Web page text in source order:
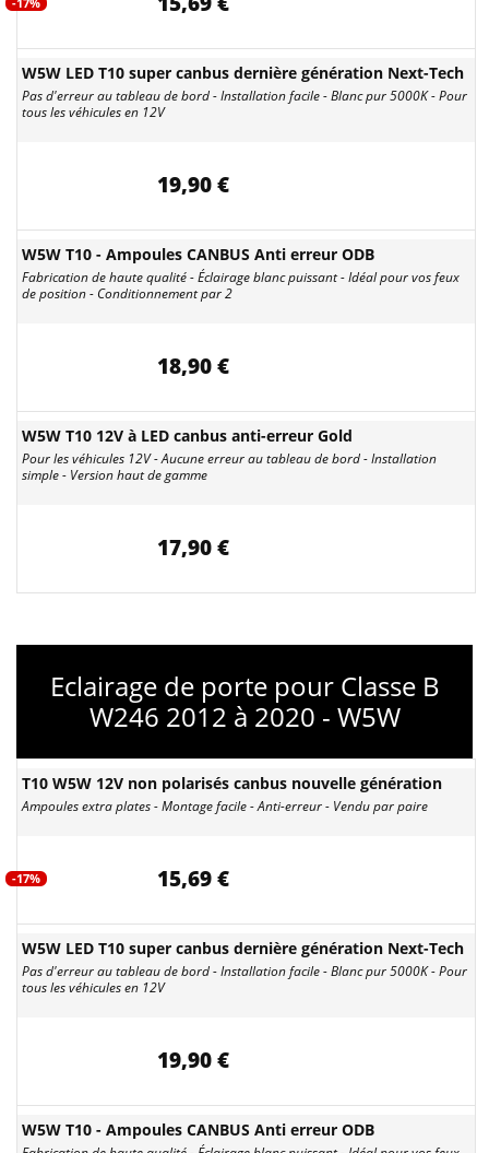
W5W LED T10 super canbus dernière génération Next-Tech
Pas d'erreur au tableau de bord - Installation facile - Blanc pur 5000K - Pour
tous les véhicules en 12V
19,90 €
W5W T10 - Ampoules CANBUS Anti erreur ODB
Fabrication de haute qualité - Éclairage blanc puissant - Idéal pour vos feux
de position - Conditionnement par 2
18,90 €
W5W T10 12V à LED canbus anti-erreur Gold
Pour les véhicules 12V - Aucune erreur au tableau de bord - Installation
simple - Version haut de gamme
17,90 €
Eclairage de porte pour Classe B
W246 2012 à 2020 - W5W
T10 W5W 12V non polarisés canbus nouvelle génération
Ampoules extra plates - Montage facile - Anti-erreur - Vendu par paire
-17% 15,69 €
W5W LED T10 super canbus dernière génération Next-Tech
Pas d'erreur au tableau de bord - Installation facile - Blanc pur 5000K - Pour
tous les véhicules en 12V
19,90 €
W5W T10 - Ampoules CANBUS Anti erreur ODB